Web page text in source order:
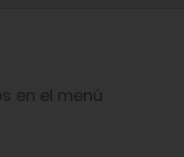
en el menú